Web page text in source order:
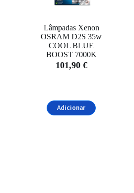
Lâmpadas Xenon
OSRAM D2S 35w
COOL BLUE
BOOST 7000K
101,90 €
Adicionar